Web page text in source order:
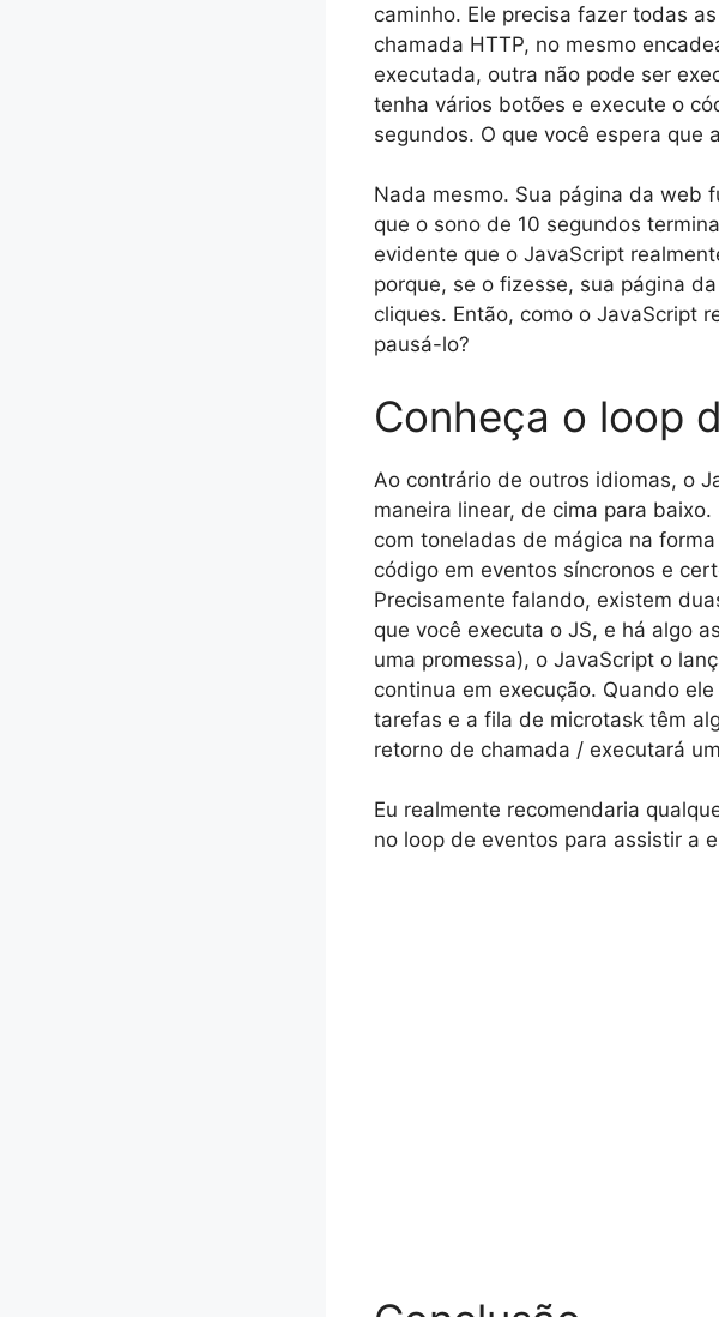
caminho. Ele precisa fazer todas
chamada HTTP, no mesmo
executada, outra não pode ser
tenha vários botões e execute o
segundos. O que você espera que
Nada mesmo. Sua página da web
que o sono de 10 segundos
evidente que o JavaScript
porque, se o fizesse, sua página
cliques. Então, como o JavaScript
pausá-lo?
Conheça o loop
Ao contrário de outros idiomas, o
maneira linear, de cima para
com toneladas de mágica na
código em eventos síncronos e
Precisamente falando, existem
que você executa o JS, e há algo
uma promessa), o JavaScript o
continua em execução. Quando
tarefas e a fila de microtask têm
retorno de chamada / executará
Eu realmente recomendaria
no loop de eventos para assistir a